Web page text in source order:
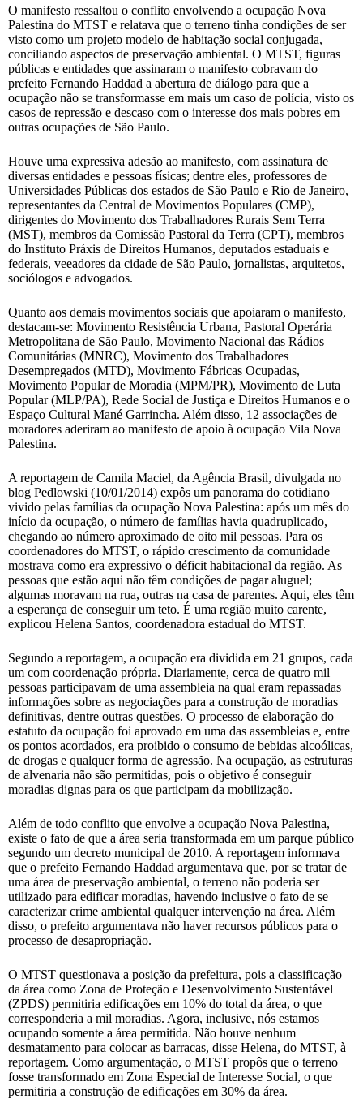
O manifesto ressaltou o conflito envolvendo a ocupação Nova
Palestina do MTST e relatava que o terreno tinha condições de ser
visto como um projeto modelo de habitação social conjugada,
conciliando aspectos de preservação ambiental. O MTST, figuras
públicas e entidades que assinaram o manifesto cobravam do
prefeito Fernando Haddad a abertura de diálogo para que a
ocupação não se transformasse em mais um caso de polícia, visto os
casos de repressão e descaso com o interesse dos mais pobres em
outras ocupações de São Paulo.
Houve uma expressiva adesão ao manifesto, com assinatura de
diversas entidades e pessoas físicas; dentre eles, professores de
Universidades Públicas dos estados de São Paulo e Rio de Janeiro,
representantes da Central de Movimentos Populares (CMP),
dirigentes do Movimento dos Trabalhadores Rurais Sem Terra
(MST), membros da Comissão Pastoral da Terra (CPT), membros
do Instituto Práxis de Direitos Humanos, deputados estaduais e
federais, veeadores da cidade de São Paulo, jornalistas, arquitetos,
sociólogos e advogados.
Quanto aos demais movimentos sociais que apoiaram o manifesto,
destacam-se: Movimento Resistência Urbana, Pastoral Operária
Metropolitana de São Paulo, Movimento Nacional das Rádios
Comunitárias (MNRC), Movimento dos Trabalhadores
Desempregados (MTD), Movimento Fábricas Ocupadas,
Movimento Popular de Moradia (MPM/PR), Movimento de Luta
Popular (MLP/PA), Rede Social de Justiça e Direitos Humanos e o
Espaço Cultural Mané Garrincha. Além disso, 12 associações de
moradores aderiram ao manifesto de apoio à ocupação Vila Nova
Palestina.
A reportagem de Camila Maciel, da Agência Brasil, divulgada no
blog Pedlowski (10/01/2014) expôs um panorama do cotidiano
vivido pelas famílias da ocupação Nova Palestina: após um mês do
início da ocupação, o número de famílias havia quadruplicado,
chegando ao número aproximado de oito mil pessoas. Para os
coordenadores do MTST, o rápido crescimento da comunidade
mostrava como era expressivo o déficit habitacional da região. As
pessoas que estão aqui não têm condições de pagar aluguel;
algumas moravam na rua, outras na casa de parentes. Aqui, eles têm
a esperança de conseguir um teto. É uma região muito carente,
explicou Helena Santos, coordenadora estadual do MTST.
Segundo a reportagem, a ocupação era dividida em 21 grupos, cada
um com coordenação própria. Diariamente, cerca de quatro mil
pessoas participavam de uma assembleia na qual eram repassadas
informações sobre as negociações para a construção de moradias
definitivas, dentre outras questões. O processo de elaboração do
estatuto da ocupação foi aprovado em uma das assembleias e, entre
os pontos acordados, era proibido o consumo de bebidas alcoólicas,
de drogas e qualquer forma de agressão. Na ocupação, as estruturas
de alvenaria não são permitidas, pois o objetivo é conseguir
moradias dignas para os que participam da mobilização.
Além de todo conflito que envolve a ocupação Nova Palestina,
existe o fato de que a área seria transformada em um parque público
segundo um decreto municipal de 2010. A reportagem informava
que o prefeito Fernando Haddad argumentava que, por se tratar de
uma área de preservação ambiental, o terreno não poderia ser
utilizado para edificar moradias, havendo inclusive o fato de se
caracterizar crime ambiental qualquer intervenção na área. Além
disso, o prefeito argumentava não haver recursos públicos para o
processo de desapropriação.
O MTST questionava a posição da prefeitura, pois a classificação
da área como Zona de Proteção e Desenvolvimento Sustentável
(ZPDS) permitiria edificações em 10% do total da área, o que
corresponderia a mil moradias. Agora, inclusive, nós estamos
ocupando somente a área permitida. Não houve nenhum
desmatamento para colocar as barracas, disse Helena, do MTST, à
reportagem. Como argumentação, o MTST propôs que o terreno
fosse transformado em Zona Especial de Interesse Social, o que
permitiria a construção de edificações em 30% da área.